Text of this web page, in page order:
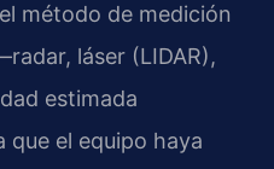
método de medición
láser (LIDAR),
estimada
el equipo haya